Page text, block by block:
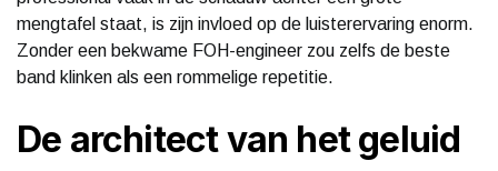
mengtafel staat, is zijn invloed op de luisterervaring enorm.
Zonder een bekwame FOH-engineer zou zelfs de beste
band klinken als een rommelige repetitie.
De architect van het geluid